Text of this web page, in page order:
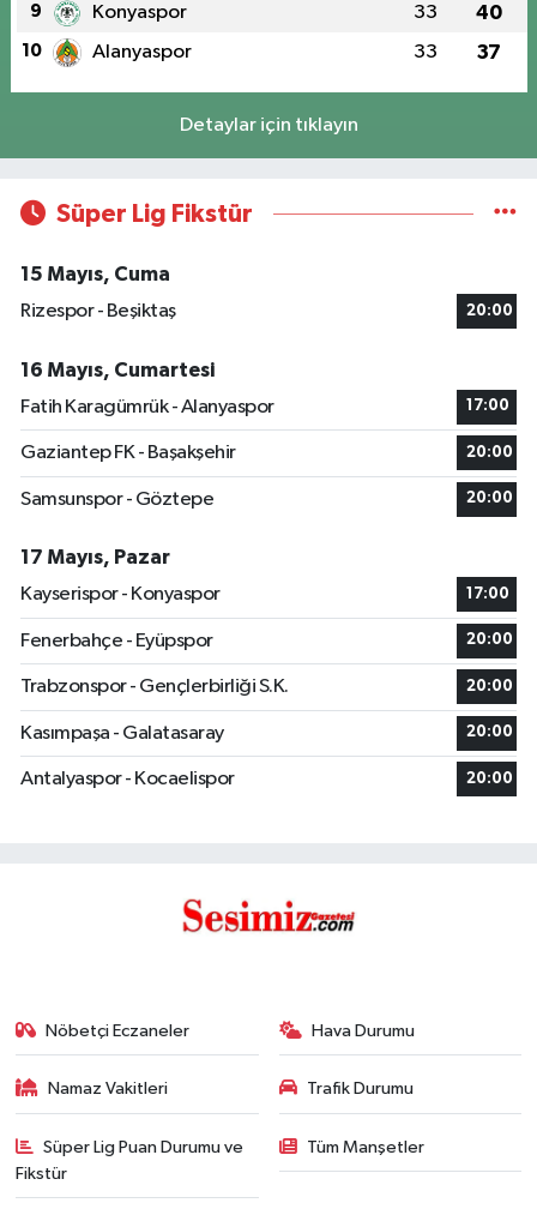
9 Konyaspor 33 40
10 Alanyaspor 33 37
Detaylar için tıklayın
Süper Lig Fikstür
15 Mayıs, Cuma
Rizespor - Beşiktaş
20:00
16 Mayıs, Cumartesi
Fatih Karagümrük - Alanyaspor
17:00
Gaziantep FK - Başakşehir 20:00
Samsunspor - Göztepe 20:00
17 Mayıs, Pazar
Kayserispor - Konyaspor
17:00
Fenerbahçe - Eyüpspor 20:00
Trabzonspor - Gençlerbirliği S.K. 20:00
Kasımpaşa - Galatasaray 20:00
Antalyaspor - Kocaelispor 20:00
Nöbetçi Eczaneler Hava Durumu
Namaz Vakitleri Trafik Durumu
Süper Lig Puan Durumu ve
Fikstür
Tüm Manşetler